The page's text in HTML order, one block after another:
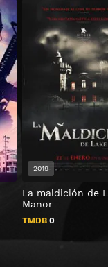
La maldición de
Manor
TMDB 0
2019